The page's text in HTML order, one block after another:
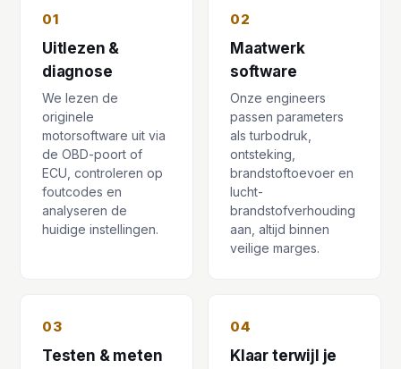
01
Uitlezen &
diagnose
We lezen de
originele
motorsoftware uit via
de OBD-poort of
ECU, controleren op
foutcodes en
analyseren de
huidige instellingen.
02
Maatwerk
software
Onze engineers
passen parameters
als turbodruk,
ontsteking,
brandstoftoevoer en
lucht-
brandstofverhouding
aan, altijd binnen
veilige marges.
03
Testen & meten
04
Klaar terwijl je